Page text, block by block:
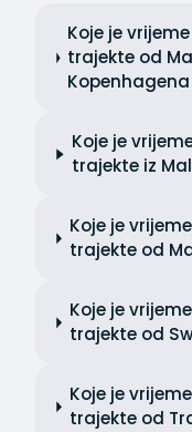
Koje je
trajekte od
Koje je
trajekte iz
Koje je
trajekte od
Koje je
trajekte od
Koje je
trajekte od